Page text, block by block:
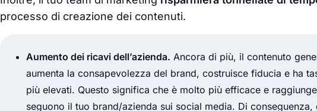
processo di creazione dei contenuti.
Aumento dei ricavi dell’azienda. Ancora di più, il contenuto
aumenta la consapevolezza del brand, costruisce fiducia e ha
più elevati. Questo significa che è molto più efficace e
seguono il tuo brand/azienda sui social media. Di conseguenza,